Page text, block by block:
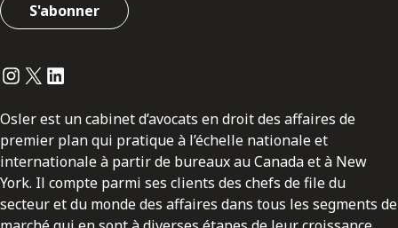
S'abonner
Instagram
Twitter
LinkedIn
Osler est un cabinet d’avocats en droit des affaires de
premier plan qui pratique à l’échelle nationale et
internationale à partir de bureaux au Canada et à New
York. Il compte parmi ses clients des chefs de file du
secteur et du monde des affaires dans tous les segments de